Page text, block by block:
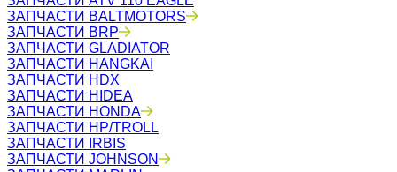
ЗАПЧАСТИ BALTMOTORS
ЗАПЧАСТИ BRP
ЗАПЧАСТИ GLADIATOR
ЗАПЧАСТИ HANGKAI
ЗАПЧАСТИ HDX
ЗАПЧАСТИ HIDEA
ЗАПЧАСТИ HONDA
ЗАПЧАСТИ HP/TROLL
ЗАПЧАСТИ IRBIS
ЗАПЧАСТИ JOHNSON